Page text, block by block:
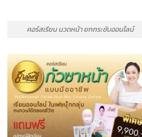
คอร์สเรียน นวดหน้า ยกกระชับออนไลน์